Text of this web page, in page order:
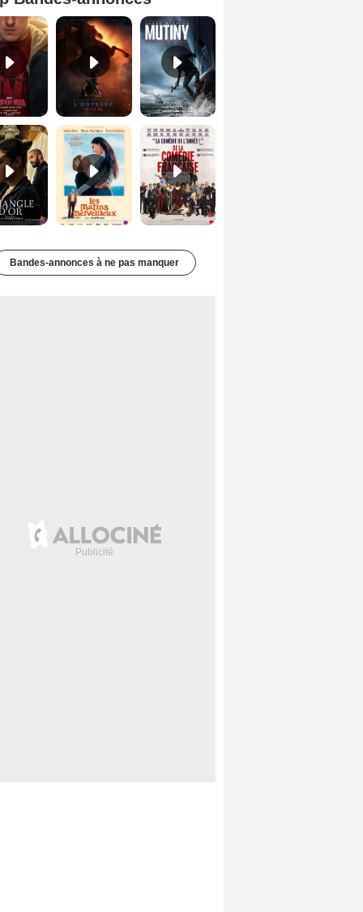
Spider-Man: Brand New Day Bande-annonce VO STFR L'Odyssée Bande-annonce VO STFR
Les Matins merveilleux Bande-annonce VF De la Comédie-Française Teaser VF
Bandes-annonces à ne pas manquer